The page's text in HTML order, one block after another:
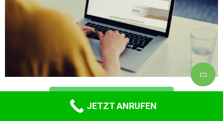
Angebot Anfordern
JETZT ANRUFEN